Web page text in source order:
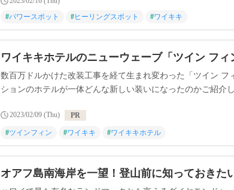
#パワースポット #ヒーリングスポット #ワイキキ
ワイキキホテルのニューウェーブ「ツイン フィ
数百万ドルかけた改装工事を経て生まれ変わった「ツイン
ションのホテルが一体どんな新しい装いになったのかご紹介し
2023/02/09 (Thu) PR
#ツインフィン #ワイキキ #ワイキキホテル
オアフ島南海岸を一望！登山前に知っておきた